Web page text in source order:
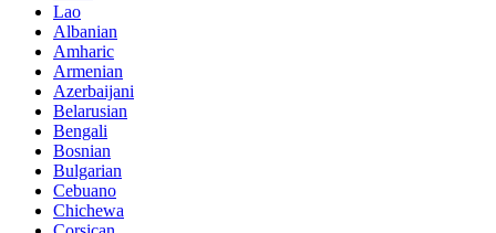
Lao
Albanian
Amharic
Armenian
Azerbaijani
Belarusian
Bengali
Bosnian
Bulgarian
Cebuano
Chichewa